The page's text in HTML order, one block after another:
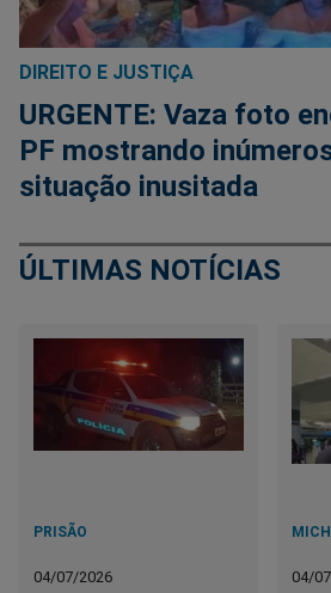
DIREITO E JUSTIÇA
URGENTE: Vaza foto
PF mostrando
situação inusitada
ÚLTIMAS NOTÍCIAS
PRISÃO
04/07/2026 04/